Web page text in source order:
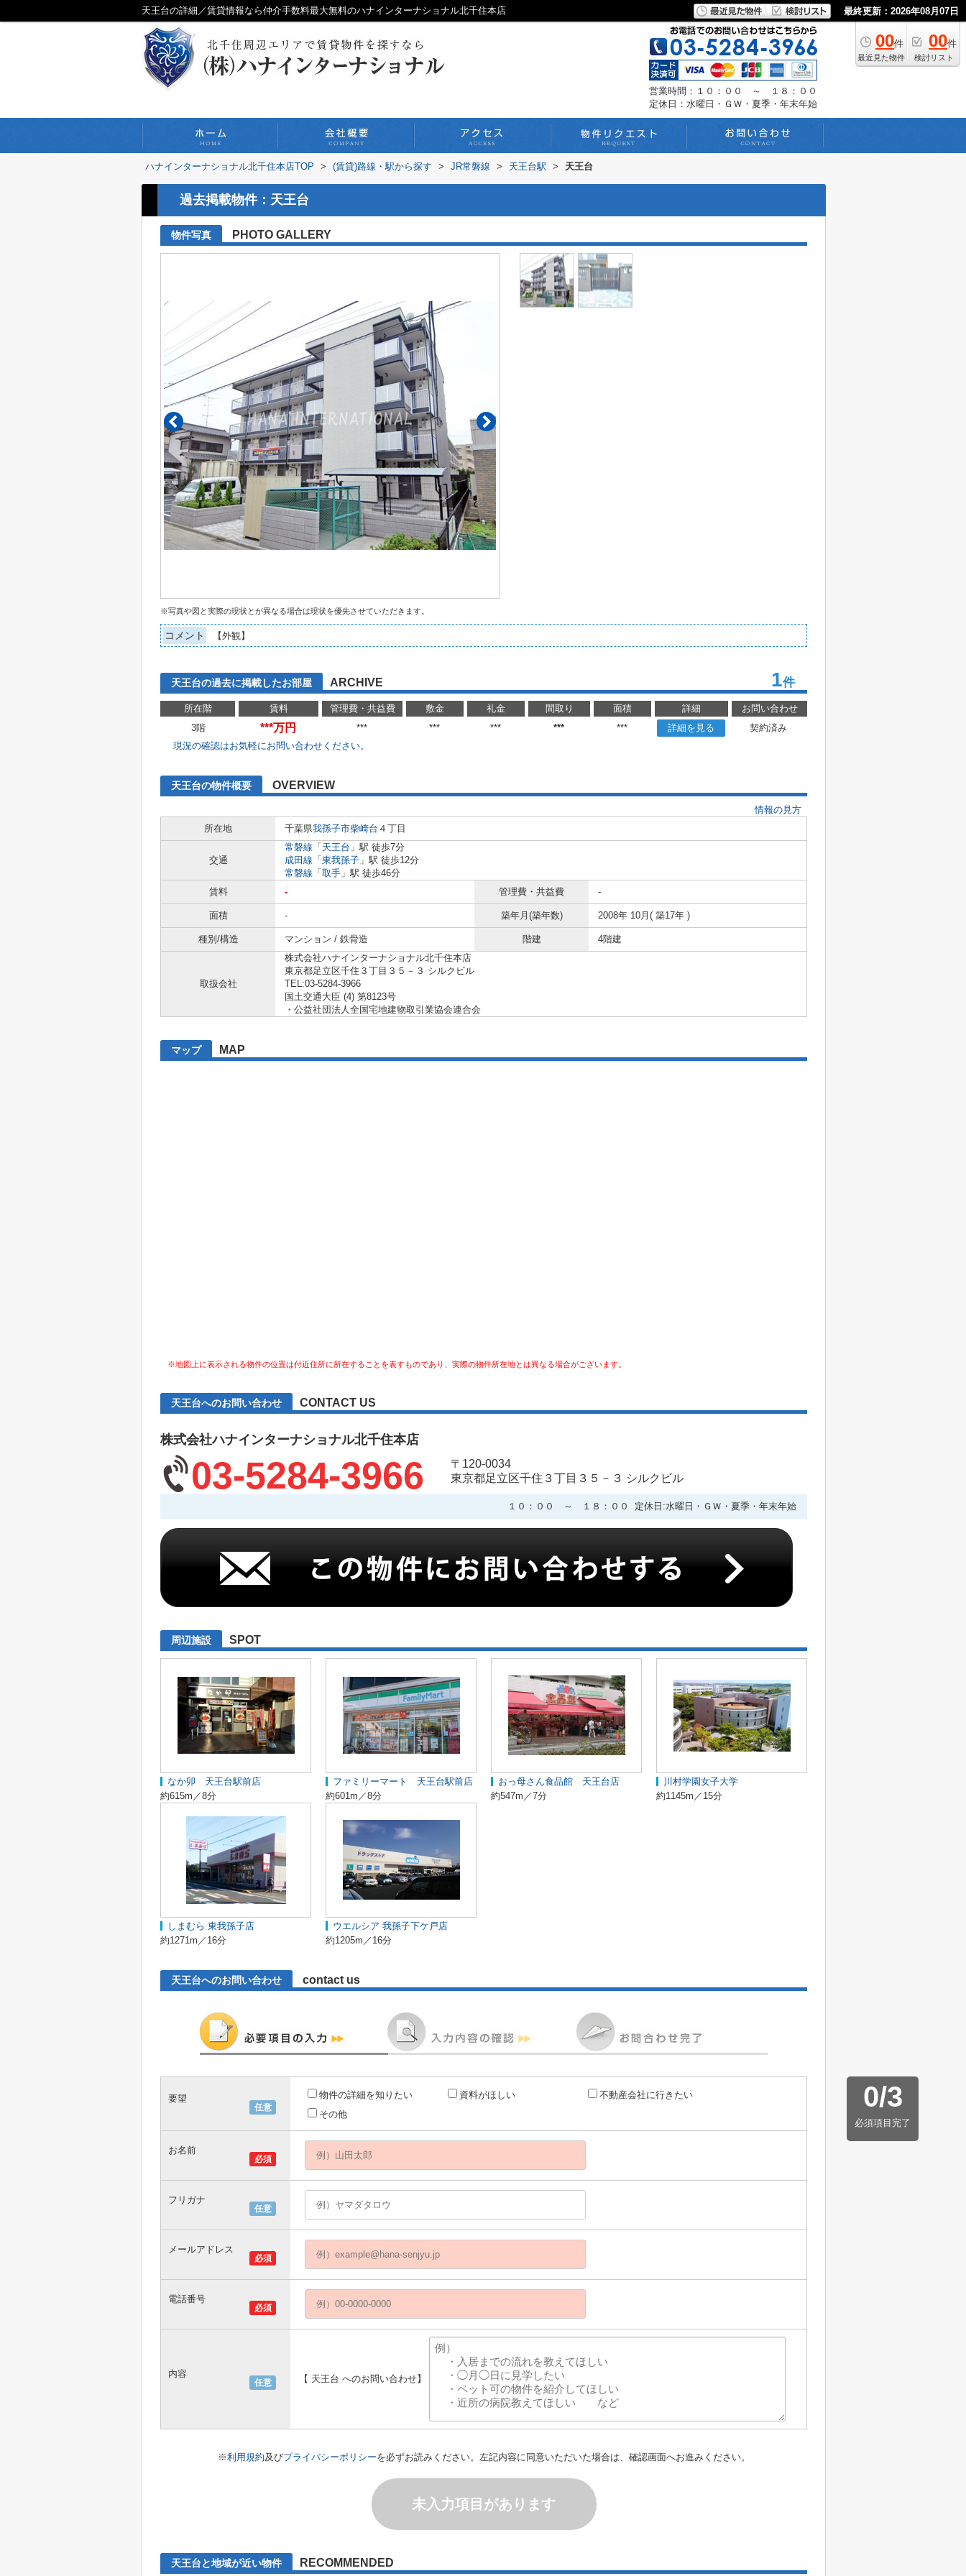
天王台の詳細／賃貸情報なら仲介手数料最大無料のハナインターナショナル北千住本店 最終更新：2026年08月07日
00件
最近見た物件
00件
検討リスト
営業時間：１０：００ ～ １８：００
定休日：水曜日・ＧＷ・夏季・年末年始
ハナインターナショナル北千住本店TOP > (賃貸)路線・駅から探す > JR常磐線 > 天王台駅 > 天王台
過去掲載物件：天王台
物件写真 PHOTO GALLERY
※写真や図と実際の現状とが異なる場合は現状を優先させていただきます。
コメント 【外観】
天王台の過去に掲載したお部屋 ARCHIVE 1件
所在階 賃料 管理費・共益費 敷金 礼金 間取り 面積 詳細
お問い合わせ
3階
***万円 *** *** *** *** *** 詳細を見る
契約済み
現況の確認はお気軽にお問い合わせください。
天王台の物件概要 OVERVIEW
情報の見方
所在地
千葉県我孫子市柴崎台 ４丁目
交通
常磐線 「 天王台 」駅 徒歩7分
成田線 「 東我孫子 」駅 徒歩12分
常磐線 「 取手 」駅 徒歩46分
賃料
- 管理費・共益費 -
面積 - 築年月(築年数) 2008年 10月( 築17年 )
種別/構造 マンション / 鉄骨造 階建 4階建
取扱会社
株式会社ハナインターナショナル北千住本店
東京都足立区千住３丁目３５－３ シルクビル
TEL:03-5284-3966
国土交通大臣 (4) 第8123号
・公益社団法人全国宅地建物取引業協会連合会
マップ MAP
※地図上に表示される物件の位置は付近住所に所在することを表すものであり、実際の物件所在地とは異なる場合がございます。
天王台へのお問い合わせ CONTACT US
株式会社ハナインターナショナル北千住本店
03-5284-3966
〒120-0034
東京都足立区千住３丁目３５－３ シルクビル
１０：００ ～ １８：００ 定休日:水曜日・ＧＷ・夏季・年末年始
周辺施設 SPOT
なか卯 天王台駅前店
約615m／8分
ファミリーマート 天王台駅前店
約601m／8分
おっ母さん食品館 天王台店
約547m／7分
川村学園女子大学
約1145m／15分
しまむら 東我孫子店
約1271m／16分
ウエルシア 我孫子下ケ戸店
約1205m／16分
天王台へのお問い合わせ contact us
0/3
必須項目完了
任意
要望 物件の詳細を知りたい 資料がほしい
不動産会社に行きたい
その他
必須
お名前
任意
フリガナ
必須
メールアドレス
必須
電話番号
任意
内容 【 天王台 へのお問い合わせ】
※利用規約及びプライバシーポリシーを必ずお読みください。左記内容に同意いただいた場合は、確認画面へお進みください。
未入力項目があります
天王台と地域が近い物件 RECOMMENDED